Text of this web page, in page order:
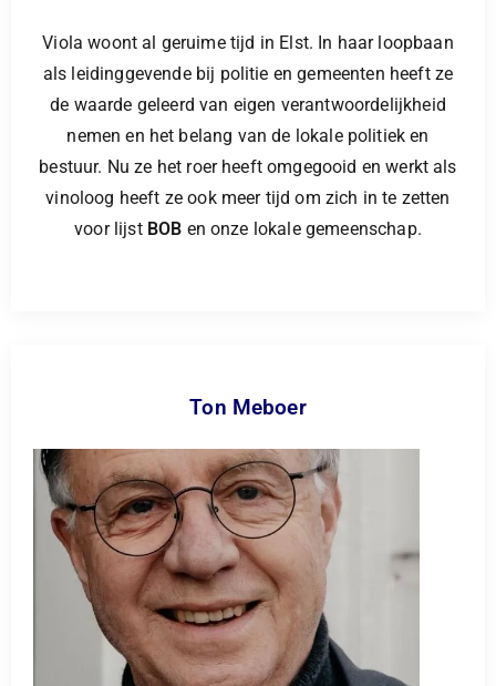
Viola woont al geruime tijd in Elst. In haar loopbaan
als leidinggevende bij politie en gemeenten heeft ze
de waarde geleerd van eigen verantwoordelijkheid
nemen en het belang van de lokale politiek en
bestuur. Nu ze het roer heeft omgegooid en werkt als
vinoloog heeft ze ook meer tijd om zich in te zetten
voor lijst BOB en onze lokale gemeenschap.
Ton Meboer